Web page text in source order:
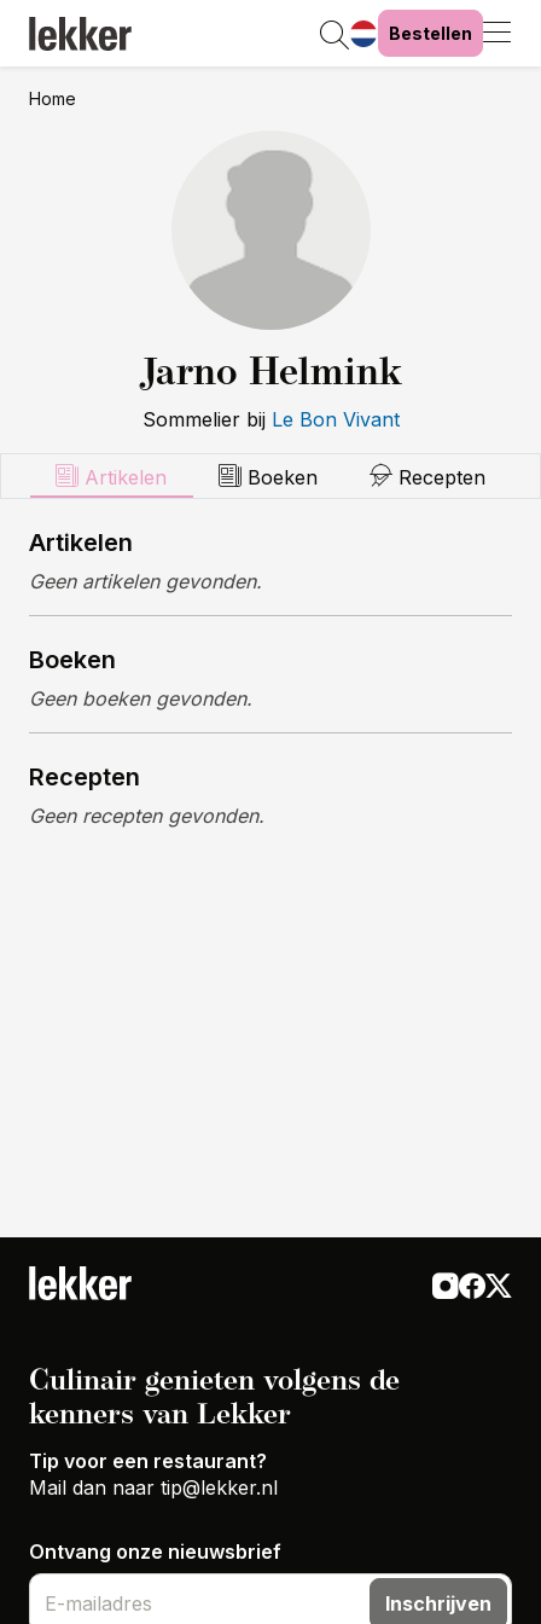
Bestellen
Home
Jarno Helmink
Sommelier bij Le Bon Vivant
Artikelen Boeken Recepten
Artikelen
Geen artikelen gevonden.
Boeken
Geen boeken gevonden.
Recepten
Geen recepten gevonden.
Culinair genieten volgens de
kenners van Lekker
Tip voor een restaurant?
Mail dan naar tip@lekker.nl
Ontvang onze nieuwsbrief
Inschrijven